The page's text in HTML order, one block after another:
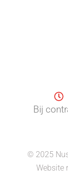
Bij
© 2025
Website